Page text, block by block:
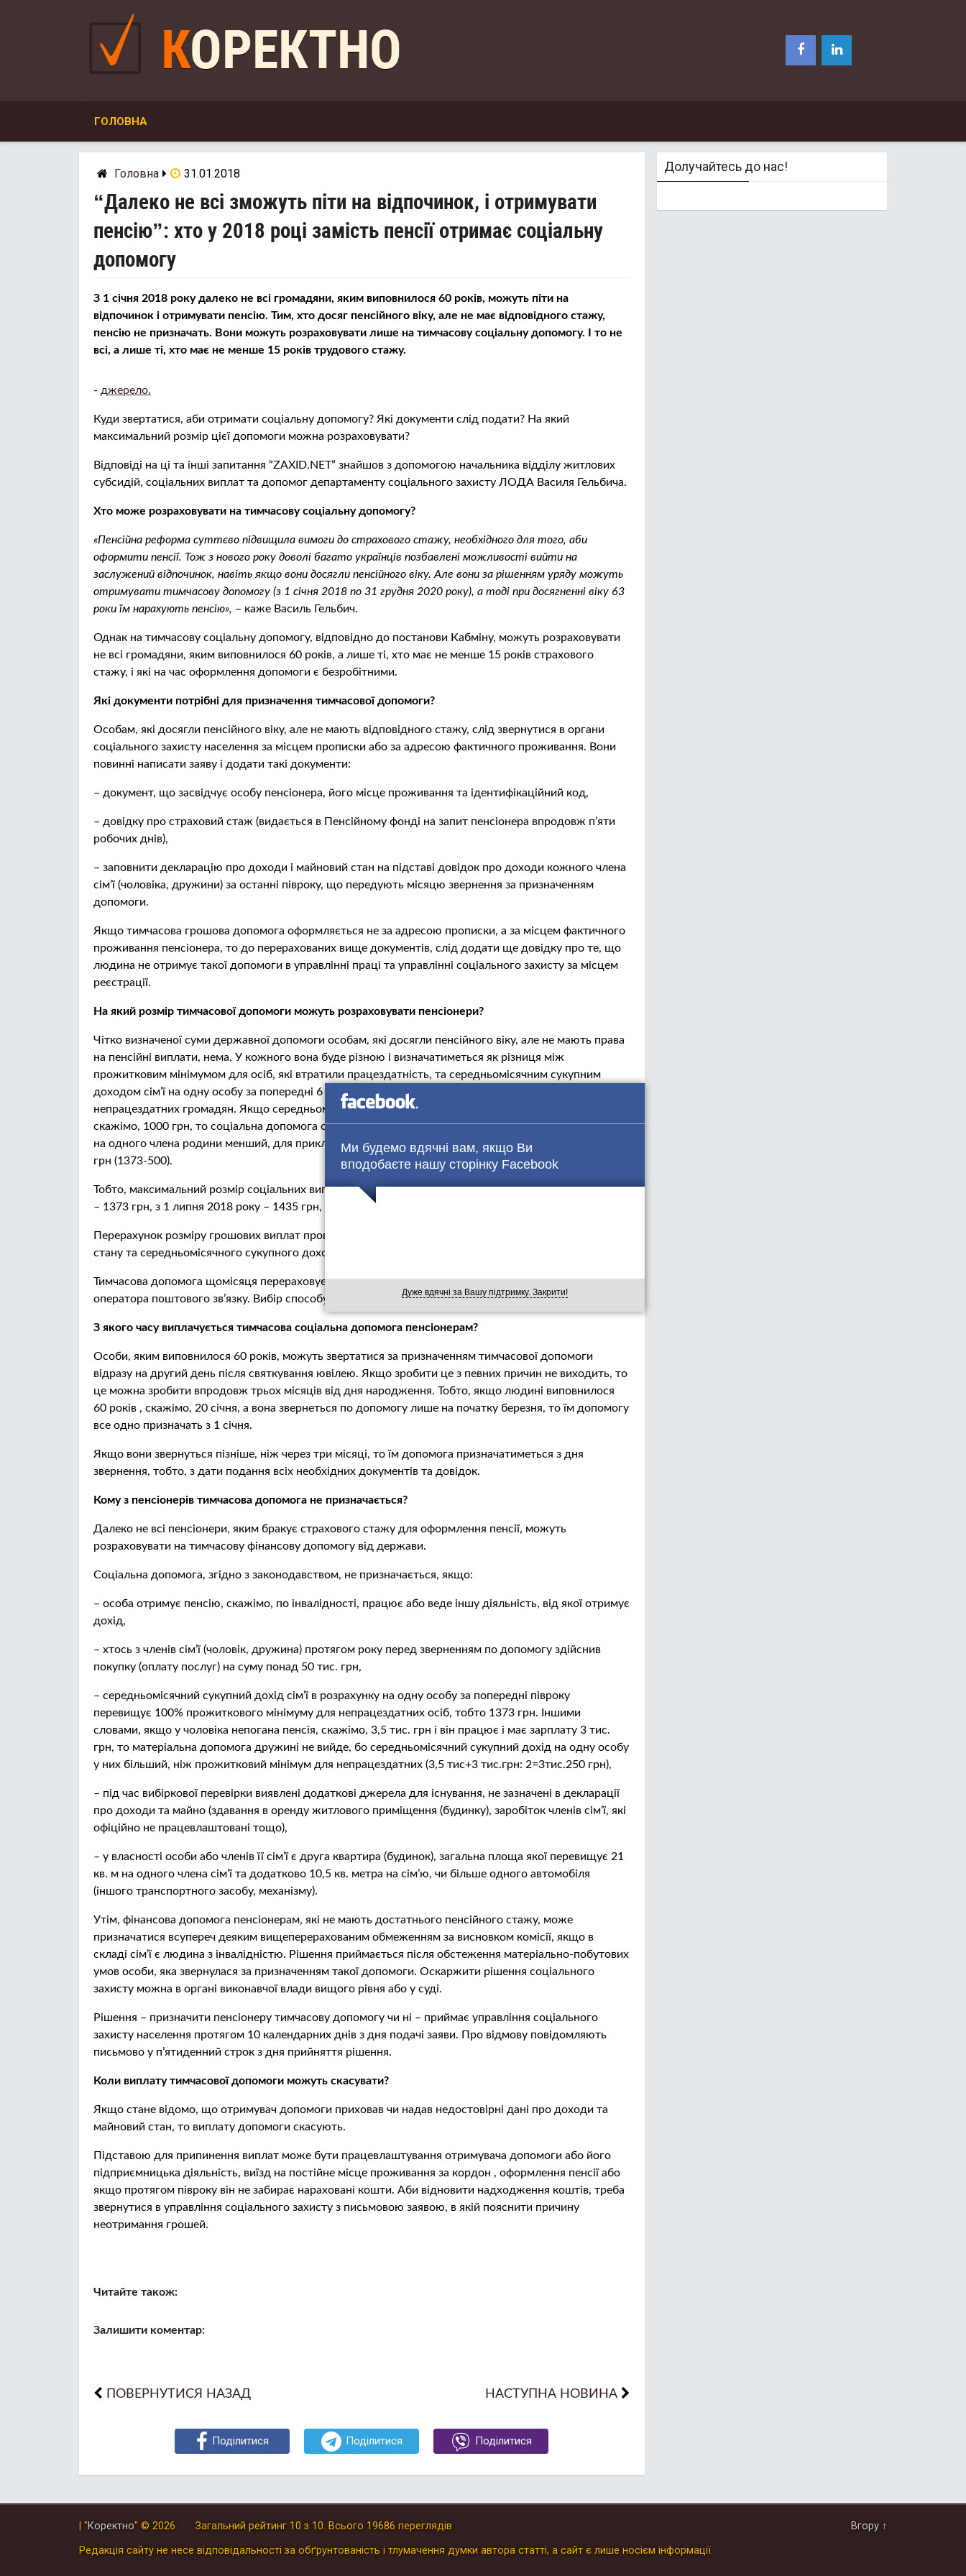
Ми будемо вдячні вам, якщо Ви
вподобаєте нашу сторінку Facebook
Дуже вдячні за Вашу підтримку. Закрити!
КОРЕКТНО
ГОЛОВНА
Головна 31.01.2018
“Далеко не всі зможуть піти на відпочинок, і отримувати
пенсію”: хто у 2018 році замість пенсії отримає соціальну
дoпoмoгу
З 1 січня 2018 року далеко не всі громадяни, яким виповнилося 60 років, можуть піти на
відпочинок і отримувати пенсію. Тим, хто досяг пенсійного віку, але не має відповідного стажу,
пенсію не призначать. Вони можуть розраховувати лише на тимчасову соціальну допомогу. І то не
всі, а лише ті, хто має не менше 15 років трудового стажу.
- джерело.
Куди звертатися, аби отримати соціальну допомогу? Які документи слід подати? На який
максимальний розмір цієї допомоги можна розраховувати?
Відповіді на ці та інші запитання “ZAXID.NET” знайшов з допомогою начальника відділу житлових
субсидій, соціальних виплат та допомог департаменту соціального захисту ЛОДА Василя Гельбича.
Хто може розраховувати на тимчасову соціальну допомогу?
«Пенсійна реформа суттєво підвищила вимоги до страхового стажу, необхідного для того, аби
оформити пенсії. Тож з нового року доволі багато українців позбавлені можливості вийти на
заслужений відпочинок, навіть якщо вони досягли пенсійного віку. Але вони за рішенням уряду можуть
отримувати тимчасову допомогу (з 1 січня 2018 по 31 грудня 2020 року), а тоді при досягненні віку 63
роки їм нарахують пенсію», – каже Василь Гельбич.
Однак на тимчасову соціальну допомогу, відповідно до постанови Кабміну, можуть розраховувати
не всі громадяни, яким виповнилося 60 років, а лише ті, хто має не менше 15 років страхового
стажу, і які на час оформлення допомоги є безробітними.
Які документи потрібні для призначення тимчасової допомоги?
Особам, які досягли пенсійного віку, але не мають відповідного стажу, слід звернутися в органи
соціального захисту населення за місцем прописки або за адресою фактичного проживання. Вони
повинні написати заяву і додати такі документи:
– документ, що засвідчує особу пенсіонера, його місце проживання та ідентифікаційний код,
– довідку про страховий стаж (видається в Пенсійному фонді на запит пенсіонера впродовж п’яти
робочих днів),
– заповнити декларацію про доходи і майновий стан на підставі довідок про доходи кожного члена
сім’ї (чоловіка, дружини) за останні півроку, що передують місяцю звернення за призначенням
допомоги.
Якщо тимчасова грошова допомога оформляється не за адресою прописки, а за місцем фактичного
проживання пенсіонера, то до перерахованих вище документів, слід додати ще довідку про те, що
людина не отримує такої допомоги в управлінні праці та управлінні соціального захисту за місцем
реєстрації.
На який розмір тимчасової допомоги можуть розраховувати пенсіонери?
Чітко визначеної суми державної допомоги особам, які досягли пенсійного віку, але не мають права
на пенсійні виплати, нема. У кожного вона буде різною і визначатиметься як різниця між
прожитковим мінімумом для осіб, які втратили працездатність, та середньомісячним сукупним
доходом сім’ї на одну особу за попередні 6 місяців, але не більше 100% прожиткового мінімуму для
непрацездатних громадян. Якщо середньомісячний середній дохід на одну особу становить,
скажімо, 1000 грн, то соціальна допомога становитиме 373 грн (1373-1000). Коли в людини дохід
на одного члена родини менший, для прикладу 500 грн, тоді соціальна допомога становитиме 873
грн (1373-500).
Тобто, максимальний розмір соціальних виплат пенсіонерам у 2018 році становить: з 1 січня 2018р.
– 1373 грн, з 1 липня 2018 року – 1435 грн, з 1 грудня 2018 року – 1497 грн.
Перерахунок розміру грошових виплат проводиться кожні півроку з урахуванням змін майнового
стану та середньомісячного сукупного доходу одержувача допомоги.
Тимчасова допомога щомісяця перераховується на рахунок у банку чи виплачується через
оператора поштового зв’язку. Вибір способу отримання виплат вибирає отримувач допомоги.
З якого часу виплачується тимчасова соціальна допомога пенсіонерам?
Особи, яким виповнилося 60 років, можуть звертатися за призначенням тимчасової допомоги
відразу на другий день після святкування ювілею. Якщо зробити це з певних причин не виходить, то
це можна зробити впродовж трьох місяців від дня народження. Тобто, якщо людині виповнилося
60 років , скажімо, 20 січня, а вона звернеться по допомогу лише на початку березня, то їм допомогу
все одно призначать з 1 січня.
Якщо вони звернуться пізніше, ніж через три місяці, то їм допомога призначатиметься з дня
звернення, тобто, з дати подання всіх необхідних документів та довідок.
Кому з пенсіонерів тимчасова допомога не призначається?
Далеко не всі пенсіонери, яким бракує страхового стажу для оформлення пенсії, можуть
розраховувати на тимчасову фінансову допомогу від держави.
Соціальна допомога, згідно з законодавством, не призначається, якщо:
– особа отримує пенсію, скажімо, по інвалідності, працює або веде іншу діяльність, від якої отримує
дохід,
– хтось з членів сім’ї (чоловік, дружина) протягом року перед зверненням по допомогу здійснив
покупку (оплату послуг) на суму понад 50 тис. грн,
– середньомісячний сукупний дохід сім’ї в розрахунку на одну особу за попередні півроку
перевищує 100% прожиткового мінімуму для непрацездатних осіб, тобто 1373 грн. Іншими
словами, якщо у чоловіка непогана пенсія, скажімо, 3,5 тис. грн і він працює і має зарплату 3 тис.
грн, то матеріальна допомога дружині не вийде, бо середньомісячний сукупний дохід на одну особу
у них більший, ніж прожитковий мінімум для непрацездатних (3,5 тис+3 тис.грн: 2=3тис.250 грн),
– під час вибіркової перевірки виявлені додаткові джерела для існування, не зазначені в декларації
про доходи та майно (здавання в оренду житлового приміщення (будинку), заробіток членів сім’ї, які
офіційно не працевлаштовані тощо),
– у власності особи або членів її сім’ї є друга квартира (будинок), загальна площа якої перевищує 21
кв. м на одного члена сім’ї та додатково 10,5 кв. метра на сім’ю, чи більше одного автомобіля
(іншого транспортного засобу, механізму).
Утім, фінансова допомога пенсіонерам, які не мають достатнього пенсійного стажу, може
призначатися всупереч деяким вищеперерахованим обмеженням за висновком комісії, якщо в
складі сім’ї є людина з інвалідністю. Рішення приймається після обстеження матеріально-побутових
умов особи, яка звернулася за призначенням такої допомоги. Оскаржити рішення соціального
захисту можна в органі виконавчої влади вищого рівня або у суді.
Рішення – призначити пенсіонеру тимчасову допомогу чи ні – приймає управління соціального
захисту населення протягом 10 календарних днів з дня подачі заяви. Про відмову повідомляють
письмово у п’ятиденний строк з дня прийняття рішення.
Коли виплату тимчасової допомоги можуть скасувати?
Якщо стане відомо, що отримувач допомоги приховав чи надав недостовірні дані про доходи та
майновий стан, то виплату допомоги скасують.
Підставою для припинення виплат може бути працевлаштування отримувача допомоги або його
підприємницька діяльність, виїзд на постійне місце проживання за кордон , оформлення пенсії або
якщо протягом півроку він не забирає нараховані кошти. Аби відновити надходження коштів, треба
звернутися в управління соціального захисту з письмовою заявою, в якій пояснити причину
неотримання грошей.
Читайте також:
Залишити коментар:
ПОВЕРНУТИСЯ НАЗАД НАСТУПНА НОВИНА
Поділитися Поділитися Поділитися
Долучайтесь до нас!
| "Коректно" © 2026 Загальний рейтинг 10 з 10. Всього 19686 переглядів Вгору ↑
Редакція сайту не несе відповідальності за обґрунтованість і тлумачення думки автора статті, а сайт є лише носієм інформації.